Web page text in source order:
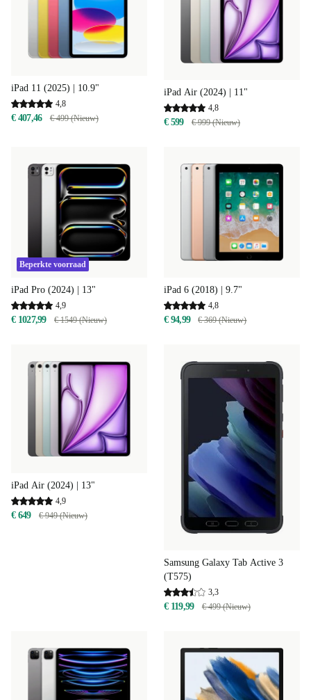
iPad 11 (2025) | 10.9"
4,8
€ 407,46 € 499 (Nieuw)
iPad Air (2024) | 11"
4,8
€ 599 € 999 (Nieuw)
Beperkte voorraad
iPad Pro (2024) | 13"
4,9
€ 1027,99 € 1549 (Nieuw)
iPad 6 (2018) | 9.7"
4,8
€ 94,99 € 369 (Nieuw)
iPad Air (2024) | 13"
4,9
€ 649 € 949 (Nieuw)
Samsung Galaxy Tab Active 3
(T575)
3,3
€ 119,99 € 499 (Nieuw)